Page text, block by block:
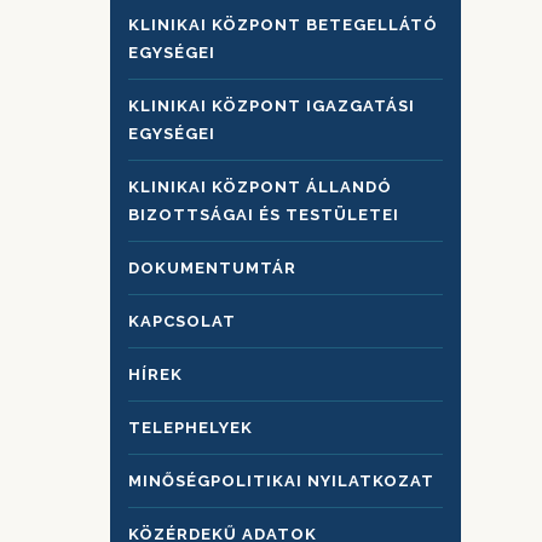
KLINIKAI KÖZPONT BETEGELLÁTÓ
EGYSÉGEI
KLINIKAI KÖZPONT IGAZGATÁSI
EGYSÉGEI
KLINIKAI KÖZPONT ÁLLANDÓ
BIZOTTSÁGAI ÉS TESTÜLETEI
DOKUMENTUMTÁR
KAPCSOLAT
HÍREK
TELEPHELYEK
MINŐSÉGPOLITIKAI NYILATKOZAT
KÖZÉRDEKŰ ADATOK